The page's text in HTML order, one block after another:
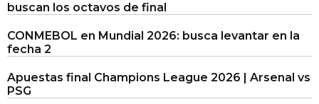
buscan los octavos de final
CONMEBOL en Mundial 2026: busca levantar en la
fecha 2
Apuestas final Champions League 2026 | Arsenal vs
PSG